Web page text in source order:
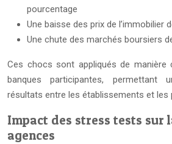
pourcentage
Une baisse des prix de l’immobilier
Une chute des marchés boursiers
Ces chocs sont appliqués de manière
banques participantes, permettant
résultats entre les établissements et les
Impact des stress tests sur
agences